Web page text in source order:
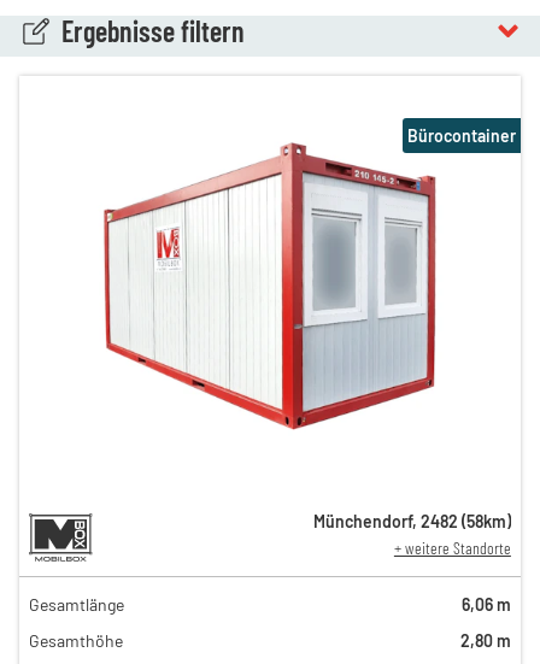
Ergebnisse filtern
Bürocontainer
Münchendorf, 2482 (58km)
+ weitere Standorte
Gesamtlänge
6,06 m
Gesamthöhe
2,80 m